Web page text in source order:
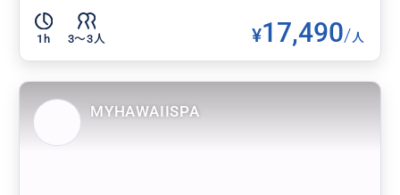
1h 3〜3人 ¥17,490/人
MYHAWAIISPA